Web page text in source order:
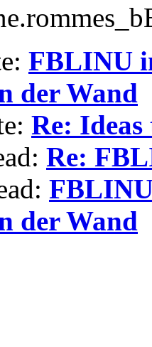
FBLINU
der Wand
Re: Ideas
Re:
der Wand